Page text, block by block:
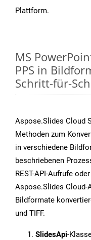
Plattform.
MS
PPS in
Schritt-für-
Aspose.Slides Cloud
Methoden zum
in verschiedene
beschriebenen
REST-API-Aufrufe
Aspose.Slides Cloud-
Bildformate
und TIFF.
SlidesApi-